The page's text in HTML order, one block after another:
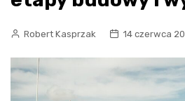
Robert Kasprzak 14 czerwca